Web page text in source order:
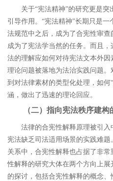
关于“宪法精神”的研究更是突
引导作用。 “宪法精神”长期只是一
法规范中之后，成为了合宪性审
成为了宪法学当然的任务。而且
法的理解应如何对待宪法文本外因
理论问题被落地为法治实践问题。
到对法律素材的类型化处理，如何“
涵， 做出了迅速的理论回应。
（二）指向宪法秩序建
法律的合宪性解释原理被引
宪法缺乏司法适用场景的实践难
关系中，合宪性解释也占据了非
性解释的研究大体在两个方向上
的探讨，包括合宪性解释的概念